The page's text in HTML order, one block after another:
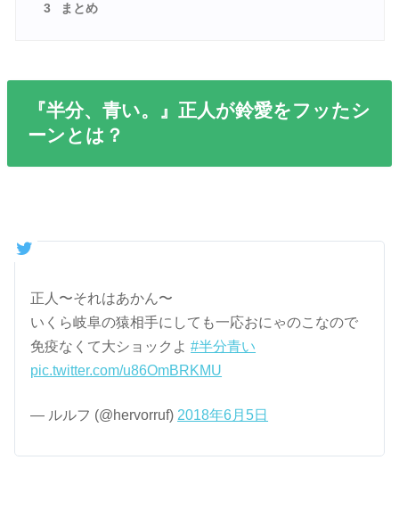
3 まとめ
『半分、青い。』正人が鈴愛をフッたシ
ーンとは？
正人〜それはあかん〜
いくら岐阜の猿相手にしても一応おにゃのこなので
免疫なくて大ショックよ#半分青い
pic.twitter.com/u86OmBRKMU
— ルルフ (@hervorruf)2018年6月5日